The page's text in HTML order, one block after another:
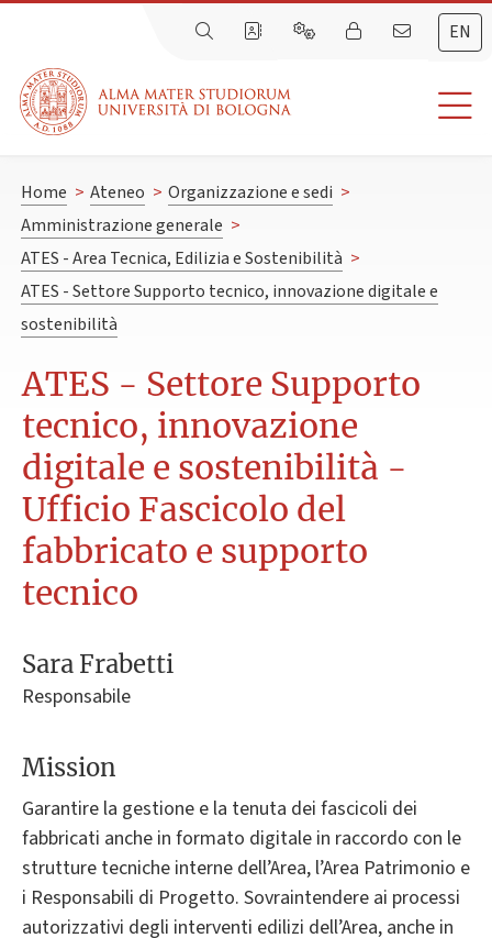
EN
Home > Ateneo > Organizzazione e sedi >
Amministrazione generale >
ATES - Area Tecnica, Edilizia e Sostenibilità >
ATES - Settore Supporto tecnico, innovazione digitale e
sostenibilità
ATES - Settore Supporto
tecnico, innovazione
digitale e sostenibilità -
Ufficio Fascicolo del
fabbricato e supporto
tecnico
Sara Frabetti
Responsabile
Mission
Garantire la gestione e la tenuta dei fascicoli dei
fabbricati anche in formato digitale in raccordo con le
strutture tecniche interne dell’Area, l’Area Patrimonio e
i Responsabili di Progetto. Sovraintendere ai processi
autorizzativi degli interventi edilizi dell’Area, anche in